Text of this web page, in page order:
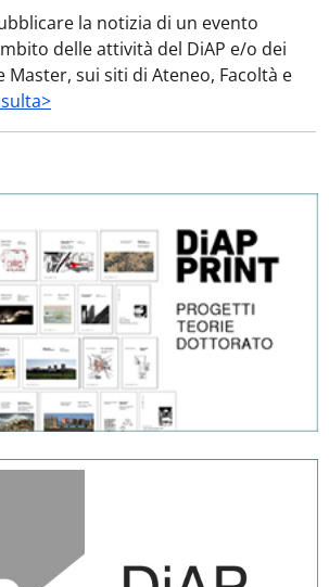
la notizia di un evento
delle attività del DiAP e/o dei
sui siti di Ateneo, Facoltà e